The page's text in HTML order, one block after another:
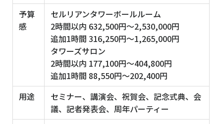
予算
感
セルリアンタワーボールルーム
2時間以内 632,500円～2,530,000円
追加1時間 316,250円～1,265,000円
タワーズサロン
2時間以内 177,100円～404,800円
追加1時間 88,550円～202,400円
用途
セミナー、講演会、祝賀会、記念式典、会
議、記者発表会、周年パーティー